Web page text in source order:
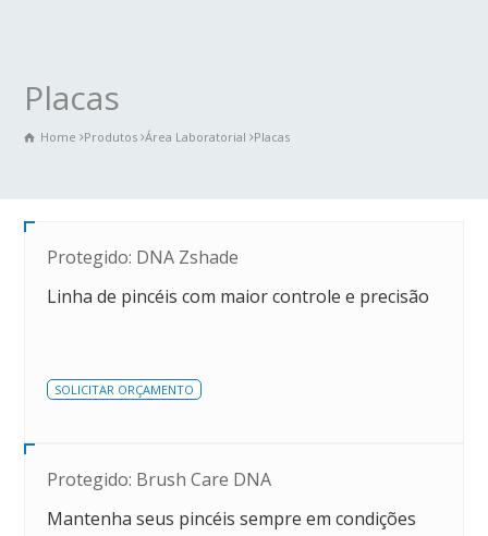
Placas
Home Produtos Área Laboratorial Placas
Protegido: DNA Zshade
Linha de pincéis com maior controle e precisão
SOLICITAR ORÇAMENTO
Protegido: Brush Care DNA
Mantenha seus pincéis sempre em condições